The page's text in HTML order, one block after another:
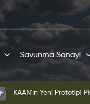
Savunma Sanayi
KAAN'ın Yeni Prototipi